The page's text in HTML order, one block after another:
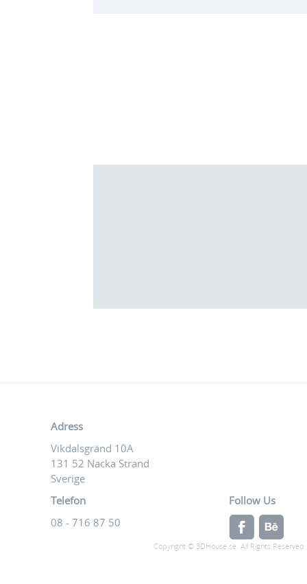
Adress
Vikdalsgränd 10A
131 52 Nacka Strand
Sverige
Telefon
08 - 716 87 50
Follow Us
Copyright © 3DHouse.se. All Rights Reserved